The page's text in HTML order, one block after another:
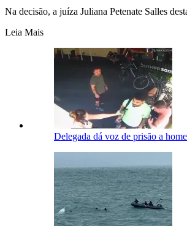
Na decisão, a juíza Juliana Petenate Salles
Leia Mais
Delegada dá voz de prisão a